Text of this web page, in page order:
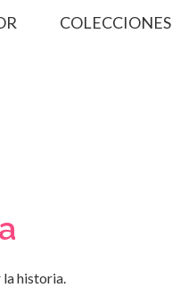
COLECCIONES
la historia.